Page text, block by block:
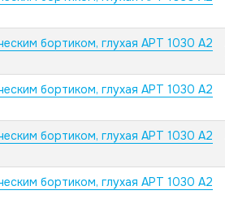
бортиком, глухая АРТ 1030 А2
бортиком, глухая АРТ 1030 А2
бортиком, глухая АРТ 1030 А2
бортиком, глухая АРТ 1030 А2